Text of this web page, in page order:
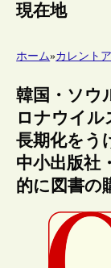
現在地
ホーム»カレント
韓国・ソウ
ロナウイル
長期化をう
中小出版社
的に図書の